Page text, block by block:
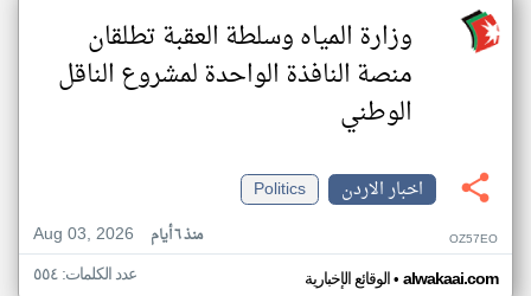
وزارة المياه وسلطة العقبة تطلقان
منصة النافذة الواحدة لمشروع الناقل
الوطني
اخبار الاردن
Politics
Aug 03, 2026
منذ ٦ أيام OZ57EO
الوقائع الإخبارية• alwakaai.com عدد الكلمات: ٥٥٤